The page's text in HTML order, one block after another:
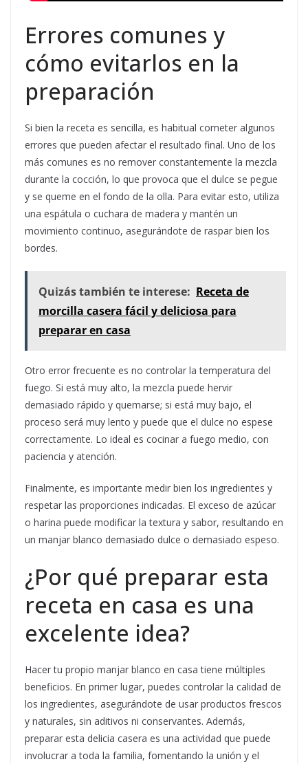
Errores comunes y
cómo evitarlos en la
preparación
Si bien la receta es sencilla, es habitual cometer algunos
errores que pueden afectar el resultado final. Uno de los
más comunes es no remover constantemente la mezcla
durante la cocción, lo que provoca que el dulce se pegue
y se queme en el fondo de la olla. Para evitar esto, utiliza
una espátula o cuchara de madera y mantén un
movimiento continuo, asegurándote de raspar bien los
bordes.
Quizás también te interese: Receta de
morcilla casera fácil y deliciosa para
preparar en casa
Otro error frecuente es no controlar la temperatura del
fuego. Si está muy alto, la mezcla puede hervir
demasiado rápido y quemarse; si está muy bajo, el
proceso será muy lento y puede que el dulce no espese
correctamente. Lo ideal es cocinar a fuego medio, con
paciencia y atención.
Finalmente, es importante medir bien los ingredientes y
respetar las proporciones indicadas. El exceso de azúcar
o harina puede modificar la textura y sabor, resultando en
un manjar blanco demasiado dulce o demasiado espeso.
¿Por qué preparar esta
receta en casa es una
excelente idea?
Hacer tu propio manjar blanco en casa tiene múltiples
beneficios. En primer lugar, puedes controlar la calidad de
los ingredientes, asegurándote de usar productos frescos
y naturales, sin aditivos ni conservantes. Además,
preparar esta delicia casera es una actividad que puede
involucrar a toda la familia, fomentando la unión y el